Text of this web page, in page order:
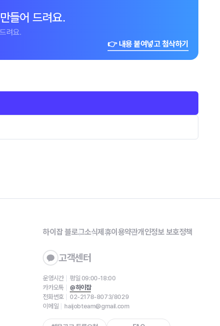
들어 드려요.
려요.
👉 내용 붙여넣고 첨삭하기
하이잡 블로그소식제휴이용약관개인정보 보호정책
고객센터
운영시간
평일 09:00-18:00
카카오톡
@하이잡
전화번호
02-2178-8073/8029
이메일
haijobteam@gmail.com